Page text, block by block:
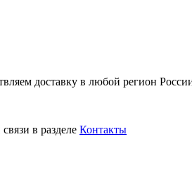
доставку в любой регион
в разделе Контакты